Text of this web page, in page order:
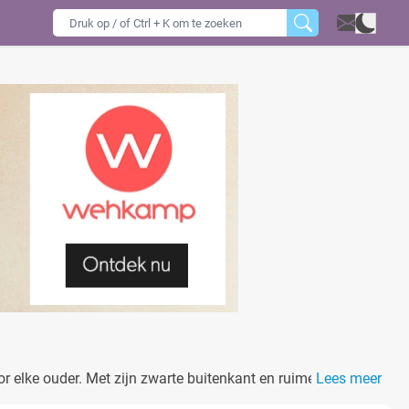
elke ouder. Met zijn zwarte buitenkant en ruime Lees meer